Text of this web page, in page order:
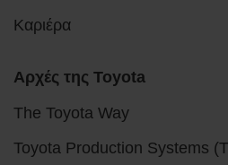
Καριέρα
Αρχές της Toyota
The Toyota Way
Toyota Production Systems